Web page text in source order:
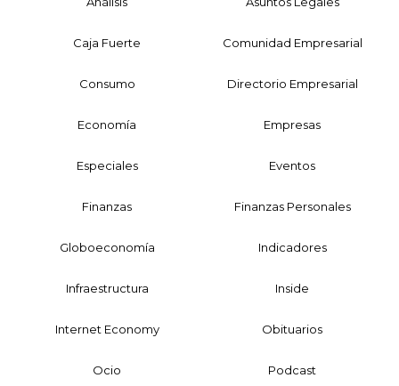
Caja Fuerte Comunidad Empresarial
Consumo Directorio Empresarial
Economía Empresas
Especiales Eventos
Finanzas Finanzas Personales
Globoeconomía Indicadores
Infraestructura Inside
Internet Economy Obituarios
Ocio Podcast